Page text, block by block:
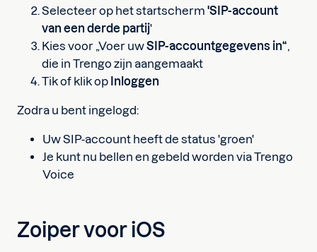
Selecteer op het startscherm'SIP-account
van een derde partij'
Kies voor „Voer uwSIP-accountgegevens in“
die in Trengo zijn aangemaakt
Tik of klik op Inloggen
Zodra u bent ingelogd:
Uw SIP-account heeft de status 'groen'
Je kunt nu bellen en gebeld worden via Trengo
Voice
Zoiper voor iOS